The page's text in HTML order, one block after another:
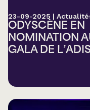
23-09-2025 |
ODYSCÈNE EN
NOMINATION
GALA DE